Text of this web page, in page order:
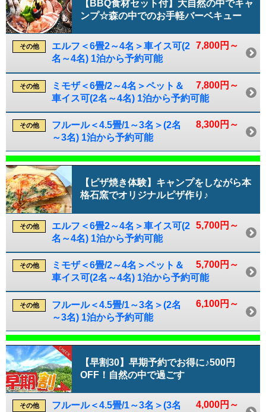
【BBQ食材セット付】大自然の中でキャ
ンプ☆森の中でのお手軽バーベキュー
7,800円～
その他
エルフ＜6畳2～4名＞車イス可(2
名～4名) 1泊から予約可能
7,800円～
その他
ミモザ＜6畳/2～4名＞ペット＆
車イス可(2名～4名) 1泊から予約可能
8,300円～
その他
フルール＜4.5畳/1～3名＞(2名
～3名) 1泊から予約可能
【ピザ焼き体験】キャンプをしながら本
格石窯でオリジナルピザ作り♪
5,700円～
その他
エルフ＜6畳2～4名＞車イス可(2
名～4名) 1泊から予約可能
5,700円～
その他
ミモザ＜6畳/2～4名＞ペット＆
車イス可(2名～4名) 1泊から予約可能
6,100円～
その他
フルール＜4.5畳/1～3名＞(2名
～3名) 1泊から予約可能
【早割30】早期予約でお得に♪500円
OFF！自然の中で過ごす
4,000円～
その他
フルール＜4.5畳/1～3名＞(3名